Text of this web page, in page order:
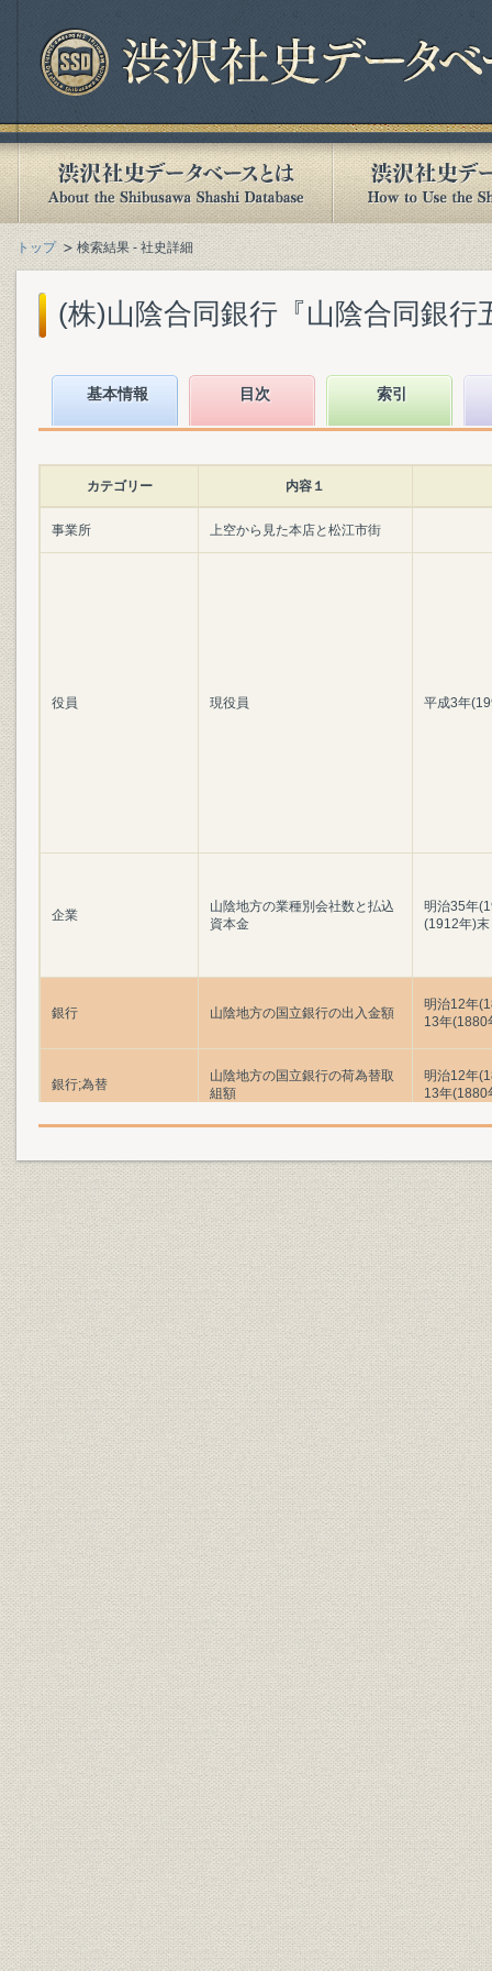
トップ 検索結果 - 社史詳細
(株)山陰合同銀行『山陰合同銀行
基本情報 目次 索引
カテゴリー 内容１
事業所 上空から見た本店と松江市街
役員 現役員 平成3年
企業
山陰地方の業種別会社数と払込
資本金
明治35年
(1912年)末
銀行 山陰地方の国立銀行の出入金額
明治12年
13年(1880
銀行;為替
山陰地方の国立銀行の荷為替取
組額
明治12年
13年(1880
銀行;財務・業績
各国立銀行の営業初年度の主要
計数
明治11年
(1879年)
銀行;財務・業績
津和野第五十三国立銀行の主要
勘定の推移
明治15年
年(1897年
銀行;財務・業績 五十三銀行の主要勘定の推移
明治31年
年(1903年
銀行;事業所 鳥取県農工銀行 [明治31年
銀行;事業所 島根県農工銀行 [明治31年
銀行;事業所 創立時の松江銀行本店 明治22年
銀行;事業所 創立時の米子銀行本店 明治27年
銀行
山陰地方の銀行の年次別新設状
況
明治18年
(1912年)
銀行 山陰地方銀行の地域別設立状況 大正元年
銀行;資金
山陰地方の普通銀行資金構成の
推移
明治31年
(1908年)